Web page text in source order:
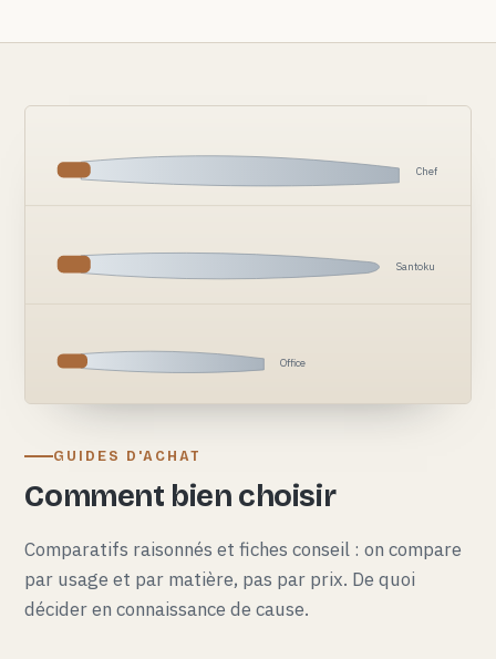
Chef
Santoku
Office
GUIDES D'ACHAT
Comment bien choisir
Comparatifs raisonnés et fiches conseil : on compare
par usage et par matière, pas par prix. De quoi
décider en connaissance de cause.